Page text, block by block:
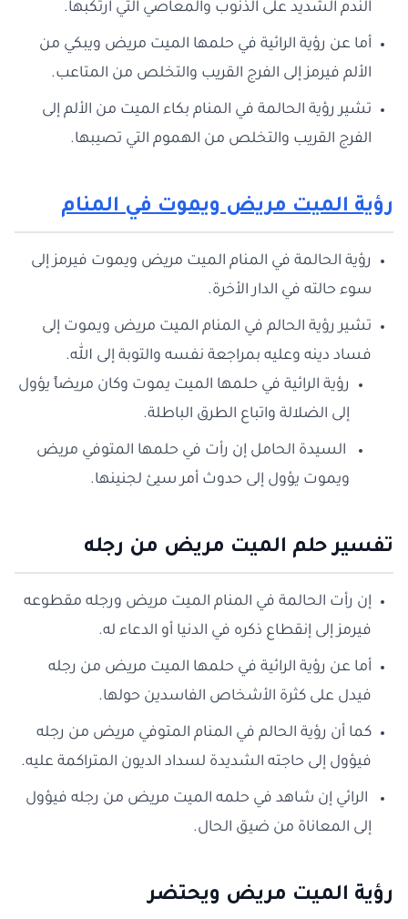
الندم الشديد على الذنوب والمعاصي التي ارتكبها.
أما عن رؤية الرائية في حلمها الميت مريض ويبكي من
الألم فيرمز إلى الفرج القريب والتخلص من المتاعب.
تشير رؤية الحالمة في المنام بكاء الميت من الألم إلى
الفرج القريب والتخلص من الهموم التي تصيبها.
رؤية الميت مريض ويموت في المنام
رؤية الحالمة في المنام الميت مريض ويموت فيرمز إلى
سوء حالته في الدار الأخرة.
تشير رؤية الحالم في المنام الميت مريض ويموت إلى
فساد دينه وعليه بمراجعة نفسه والتوبة إلى الله.
رؤية الرائية في حلمها الميت يموت وكان مريضاً يؤول
إلى الضلالة واتباع الطرق الباطلة.
السيدة الحامل إن رأت في حلمها المتوفي مريض
ويموت يؤول إلى حدوث أمر سيئ لجنينها.
تفسير حلم الميت مريض من رجله
إن رأت الحالمة في المنام الميت مريض ورجله مقطوعه
فيرمز إلى إنقطاع ذكره في الدنيا أو الدعاء له.
أما عن رؤية الرائية في حلمها الميت مريض من رجله
فيدل على كثرة الأشخاص الفاسدين حولها.
كما أن رؤية الحالم في المنام المتوفي مريض من رجله
فيؤول إلى حاجته الشديدة لسداد الديون المتراكمة عليه.
الرائي إن شاهد في حلمه الميت مريض من رجله فيؤول
إلى المعاناة من ضيق الحال.
رؤية الميت مريض ويحتضر